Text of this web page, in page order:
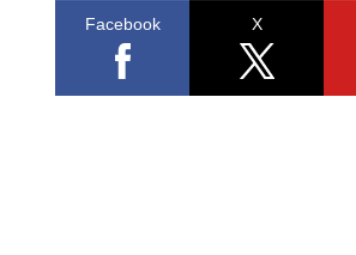
Facebook X